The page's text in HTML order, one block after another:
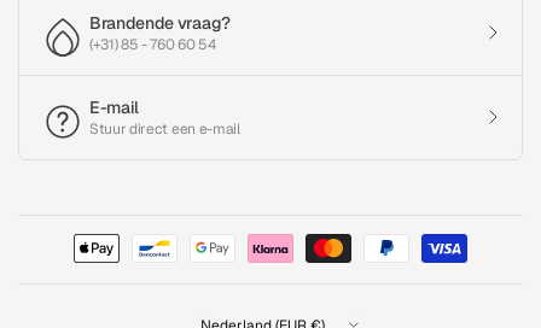
Brandende vraag?
(+31) 85 - 760 60 54
E-mail
Stuur direct een e-mail
Land/regio